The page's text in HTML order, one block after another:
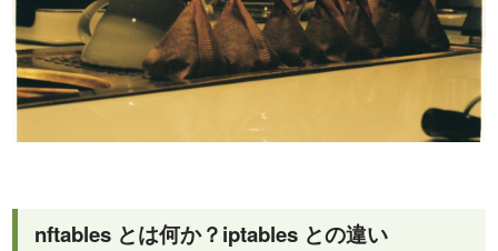
nftables とは何か？iptables との違い